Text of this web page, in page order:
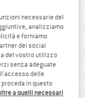
necessarie del
analizziamo
e forniamo
dei social
del vostro utilizzo
senza adeguate
delle
in questo
a quelli necessari